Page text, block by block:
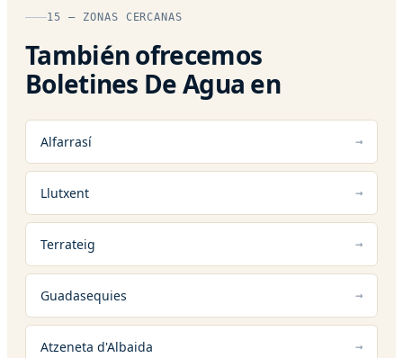
15 — ZONAS CERCANAS
También ofrecemos
Boletines De Agua en
Alfarrasí
Llutxent
Terrateig
Guadasequies
Atzeneta d'Albaida